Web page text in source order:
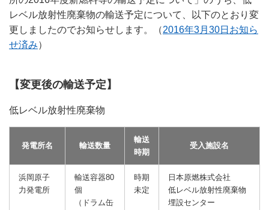
レベル放射性廃棄物の輸送予定について、以下のとおり変
更しましたのでお知らせします。（2016年3月30日お知ら
せ済み）
【変更後の輸送予定】
低レベル放射性廃棄物
発電所名 輸送数量
輸送
時期
受入施設名
浜岡原子
力発電所
輸送容器80
個
（ドラム缶
時期
未定
日本原燃株式会社
低レベル放射性廃棄物
埋設センター